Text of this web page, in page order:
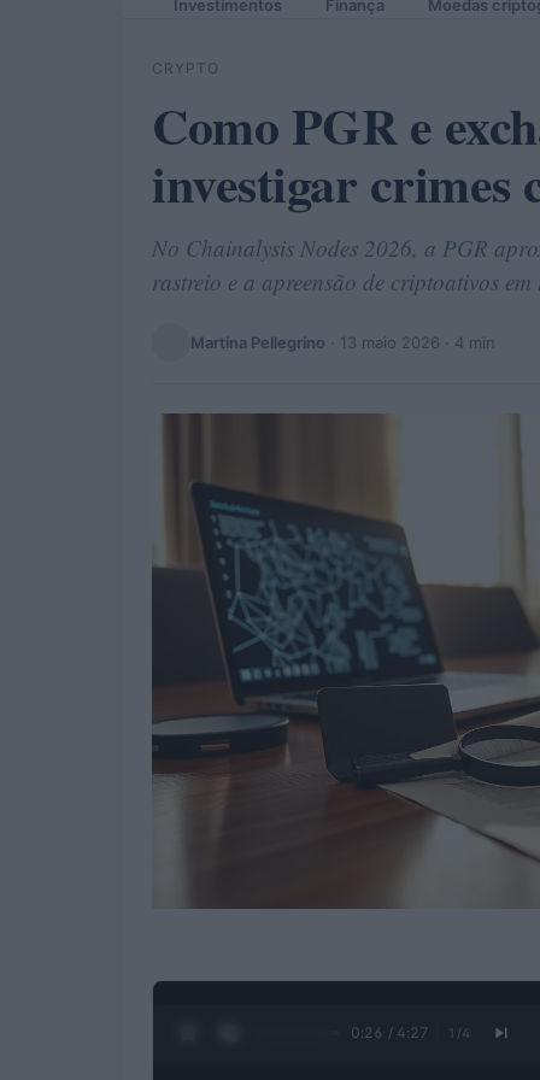
Investimentos Finança Moedas
CRYPTO
Como PGR e
investigar crimes
No Chainalysis Nodes 2026, a PGR
rastreio e a apreensão de criptoativos em
Martina Pellegrino · 13 maio 2026 · 4 min
0:27 / 4:27 1 /4